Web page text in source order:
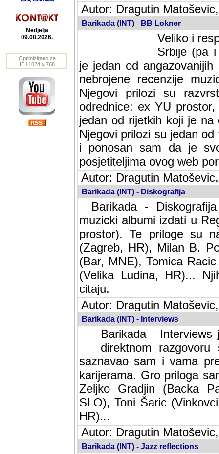
Nedjelja
09.08.2026.
Optimizirano za
IE i 1024 x 768
Autor: Dragutin
Barikada (INT) - BB Lokner
Veliko i
Srbije (pa i
jedan od angazovanijih
nebrojene recenzije
Njegovi prilozi su
odrednice: ex YU
jedan od rijetkih koji je
Njegovi prilozi su jedan
i ponosan sam da je
posjetiteljima ovog web
Autor: Dragutin
Barikada (INT) - Diskografija
Barikada -
muzicki albumi izdati u
prostor). Te priloge su
(Zagreb, HR), Milan B.
(Bar, MNE), Tomica
(Velika Ludina, HR)...
citaju.
Autor: Dragutin
Barikada (INT) - Interviews
Barikada -
direktnom
saznavao sam i vama
karijerama. Gro priloga
Zeljko Gradjin (Backa
SLO), Toni Šaric
HR)...
Autor: Dragutin
Barikada (INT) - Jazz reflections